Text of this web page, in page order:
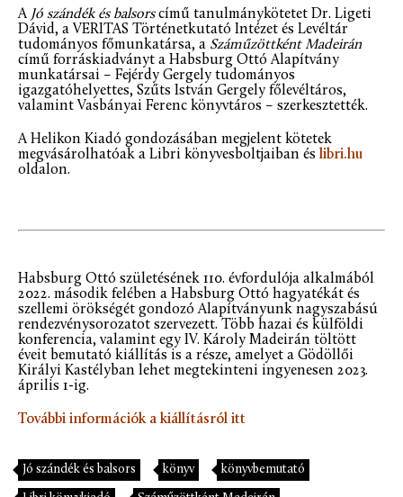
A Jó szándék és balsorscímű tanulmánykötetet Dr. Ligeti
Dávid, a VERITAS Történetkutató Intézet és Levéltár
tudományos főmunkatársa, a Száműzöttként Madeirán
című forráskiadványt a Habsburg Ottó Alapítvány
munkatársai – Fejérdy Gergely tudományos
igazgatóhelyettes, Szűts István Gergely főlevéltáros,
valamint Vasbányai Ferenc könyvtáros – szerkesztették.
A Helikon Kiadó gondozásában megjelent kötetek
megvásárolhatóak a Libri könyvesboltjaiban és libri.hu
oldalon.
Habsburg Ottó születésének 110. évfordulója alkalmából
2022. második felében a Habsburg Ottó hagyatékát és
szellemi örökségét gondozó Alapítványunk nagyszabású
rendezvénysorozatot szervezett. Több hazai és külföldi
konferencia, valamint egy IV. Károly Madeirán töltött
éveit bemutató kiállítás is a része, amelyet a Gödöllői
Királyi Kastélyban lehet megtekinteni ingyenesen 2023.
április 1-ig.
További információk a kiállításról itt
Jó szándék és balsors könyv könyvbemutató